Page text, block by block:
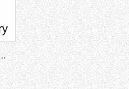
ープ・スイミング